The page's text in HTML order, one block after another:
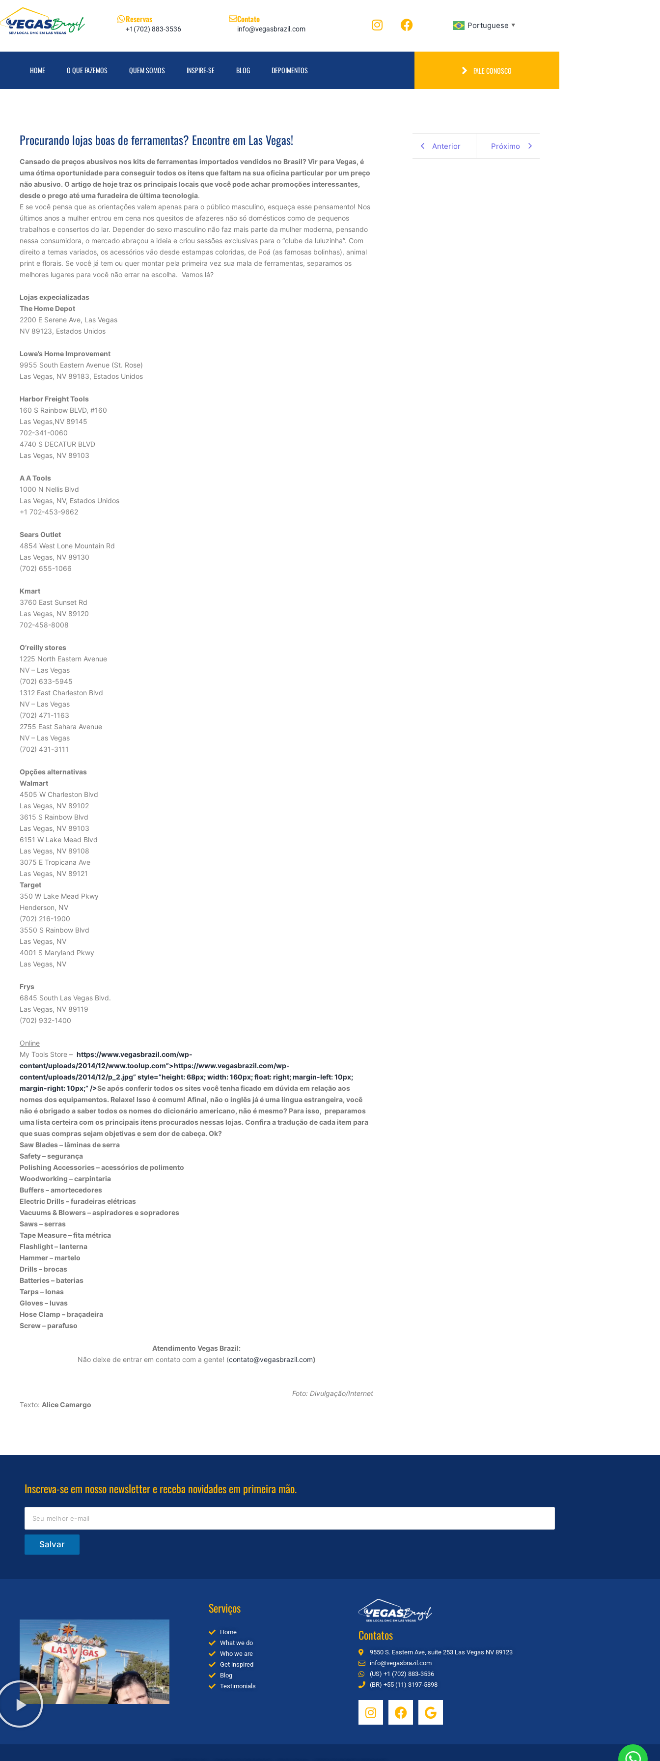
Reservas
+1(702) 883-3536
Contato
info@vegasbrazil.com Portuguese ▼
HOME O QUE FAZEMOS QUEM SOMOS INSPIRE-SE BLOG DEPOIMENTOS FALE CONOSCO
Procurando lojas boas de ferramentas? Encontre em Las Vegas!
Cansado de preços abusivos nos kits de ferramentas importados vendidos no Brasil? Vir para Vegas, é
uma ótima oportunidade para conseguir todos os itens que faltam na sua oficina particular por um preço
não abusivo. O artigo de hoje traz os principais locais que você pode achar promoções interessantes,
desde o prego até uma furadeira de última tecnologia.
E se você pensa que as orientações valem apenas para o público masculino, esqueça esse pensamento! Nos
últimos anos a mulher entrou em cena nos quesitos de afazeres não só domésticos como de pequenos
trabalhos e consertos do lar. Depender do sexo masculino não faz mais parte da mulher moderna, pensando
nessa consumidora, o mercado abraçou a ideia e criou sessões exclusivas para o “clube da luluzinha”. Com
direito a temas variados, os acessórios vão desde estampas coloridas, de Poá (as famosas bolinhas), animal
print e florais. Se você já tem ou quer montar pela primeira vez sua mala de ferramentas, separamos os
melhores lugares para você não errar na escolha. Vamos lá?
Lojas expecializadas
The Home Depot
2200 E Serene Ave, Las Vegas
NV 89123, Estados Unidos
Lowe’s Home Improvement
9955 South Eastern Avenue (St. Rose)
Las Vegas, NV 89183, Estados Unidos
Harbor Freight Tools
160 S Rainbow BLVD, #160
Las Vegas,NV 89145
702-341-0060
4740 S DECATUR BLVD
Las Vegas, NV 89103
A A Tools
1000 N Nellis Blvd
Las Vegas, NV, Estados Unidos
+1 702-453-9662
Sears Outlet
4854 West Lone Mountain Rd
Las Vegas, NV 89130
(702) 655-1066
Kmart
3760 East Sunset Rd
Las Vegas, NV 89120
702-458-8008
O’reilly stores
1225 North Eastern Avenue
NV – Las Vegas
(702) 633-5945
1312 East Charleston Blvd
NV – Las Vegas
(702) 471-1163
2755 East Sahara Avenue
NV – Las Vegas
(702) 431-3111
Opções alternativas
Walmart
4505 W Charleston Blvd
Las Vegas, NV 89102
3615 S Rainbow Blvd
Las Vegas, NV 89103
6151 W Lake Mead Blvd
Las Vegas, NV 89108
3075 E Tropicana Ave
Las Vegas, NV 89121
Target
350 W Lake Mead Pkwy
Henderson, NV
(702) 216-1900
3550 S Rainbow Blvd
Las Vegas, NV
4001 S Maryland Pkwy
Las Vegas, NV
Frys
6845 South Las Vegas Blvd.
Las Vegas, NV 89119
(702) 932-1400
Online
My Tools Store – https://www.vegasbrazil.com/wp-
content/uploads/2014/12/www.toolup.com”>https://www.vegasbrazil.com/wp-
content/uploads/2014/12/p_2.jpg” style=”height: 68px; width: 160px; float: right; margin-left: 10px;
margin-right: 10px;” />Se após conferir todos os sites você tenha ficado em dúvida em relação aos
nomes dos equipamentos. Relaxe! Isso é comum! Afinal, não o inglês já é uma língua estrangeira, você
não é obrigado a saber todos os nomes do dicionário americano, não é mesmo? Para isso, preparamos
uma lista certeira com os principais itens procurados nessas lojas. Confira a tradução de cada item para
que suas compras sejam objetivas e sem dor de cabeça. Ok?
Saw Blades – lâminas de serra
Safety – segurança
Polishing Accessories – acessórios de polimento
Woodworking –carpintaria
Buffers –amortecedores
Electric Drills – furadeiras elétricas
Vacuums & Blowers – aspiradores e sopradores
Saws – serras
Tape Measure –fita métrica
Flashlight – lanterna
Hammer – martelo
Drills – brocas
Batteries – baterias
Tarps – lonas
Gloves – luvas
Hose Clamp – braçadeira
Screw – parafuso
Atendimento Vegas Brazil:
Não deixe de entrar em contato com a gente! (contato@vegasbrazil.com)
Foto: Divulgação/Internet
Texto: Alice Camargo
Anterior Próximo
Inscreva-se em nosso newsletter e receba novidades em primeira mão.
Salvar
Serviços
Home
What we do
Who we are
Get inspired
Blog
Testimonials
Contatos
9550 S. Eastern Ave, suite 253 Las Vegas NV 89123
info@vegasbrazil.com
(US) +1 (702) 883-3536
(BR) +55 (11) 3197-5898